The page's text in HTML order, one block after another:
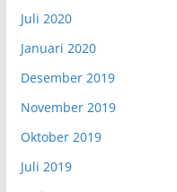
Juli 2020
Januari 2020
Desember 2019
November 2019
Oktober 2019
Juli 2019